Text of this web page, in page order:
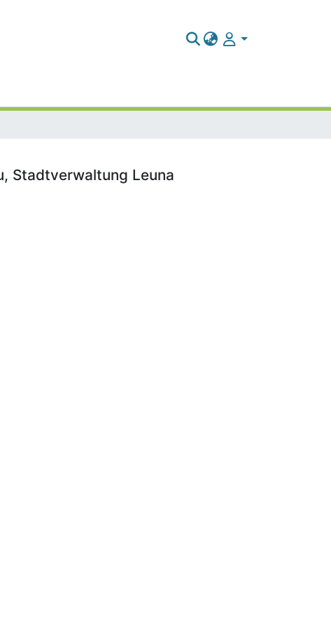
Stadtverwaltung Leuna